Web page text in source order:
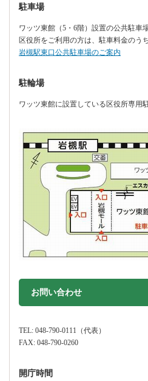
駐車場
ワッツ東館（5・6階）設置の公共駐車
区役所をご利用の方は、駐車料金のう
岩槻駅東口公共駐車場のご案内
駐輪場
ワッツ東館に設置している区役所専用
お問い合わせ
TEL: 048-790-0111（代表）
FAX: 048-790-0260
開庁時間